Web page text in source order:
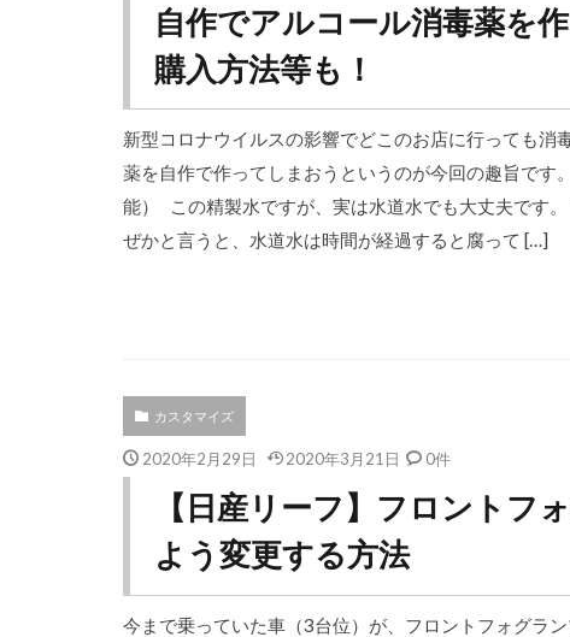
自作でアルコール消毒薬を
購入方法等も！
新型コロナウイルスの影響でどこのお店に行っても
薬を自作で作ってしまおうというのが今回の趣旨で
能） この精製水ですが、実は水道水でも大丈夫です
ぜかと言うと、水道水は時間が経過すると腐って […]
カスタマイズ
2020年2月29日 2020年3月21日 0件
【日産リーフ】フロントフ
よう変更する方法
今まで乗っていた車（3台位）が、フロントフォグラ